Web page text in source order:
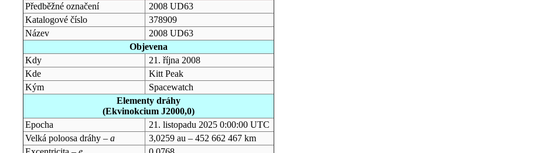
Předběžné označení
2008 UD63
Katalogové číslo
378909
Název
2008 UD63
Objevena
Kdy
21. října 2008
Kde
Kitt Peak
Kým
Spacewatch
Elementy dráhy
(Ekvinokcium J2000,0)
Epocha
21. listopadu 2025 0:00:00 UTC
Velká poloosa dráhy – a
3,0259 au – 452 662 467 km